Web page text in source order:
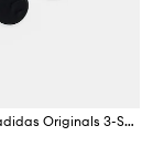
Шкарпетки adidas Originals 3-Stripes 3-pack